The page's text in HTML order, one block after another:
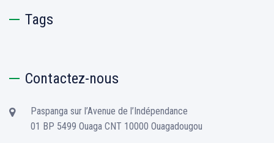
Tags
Contactez-nous
Paspanga sur l’Avenue de l’Indépendance
01 BP 5499 Ouaga CNT 10000 Ouagadougou